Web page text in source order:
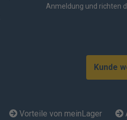
Anmeldung und richten
Kunde
Vorteile von meinLager